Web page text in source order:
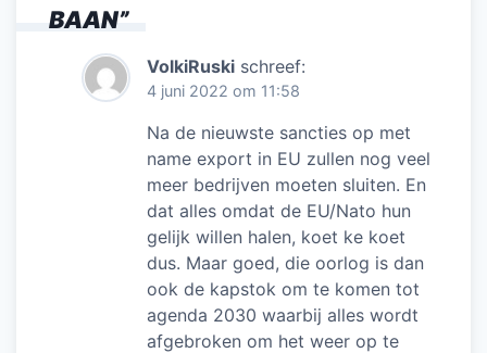
BAAN”
VolkiRuski schreef:
4 juni 2022 om 11:58
Na de nieuwste sancties op met
name export in EU zullen nog veel
meer bedrijven moeten sluiten. En
dat alles omdat de EU/Nato hun
gelijk willen halen, koet ke koet
dus. Maar goed, die oorlog is dan
ook de kapstok om te komen tot
agenda 2030 waarbij alles wordt
afgebroken om het weer op te